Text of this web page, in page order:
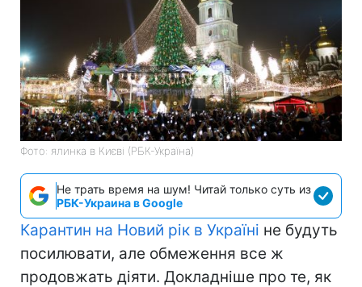
Фото: ялинка в Києві (РБК-Україна)
Не трать время на шум! Читай только суть из
РБК-Украина в Google
Карантин на Новий рік в Україні не будуть
посилювати, але обмеження все ж
продовжать діяти. Докладніше про те, як